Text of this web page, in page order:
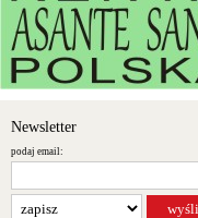
Newsletter
podaj email: